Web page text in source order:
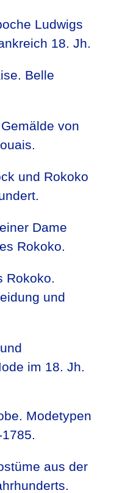
Ludwigs
18. Jh.
Belle
von
und Rokoko
Dame
Rokoko.
Rokoko.
und
im 18. Jh.
Modetypen
aus der